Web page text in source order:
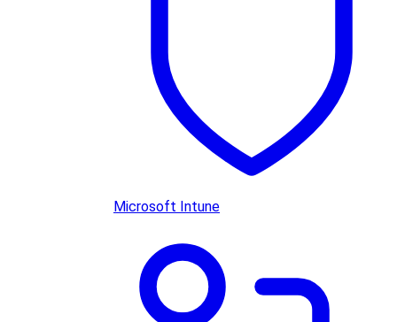
Microsoft Intune